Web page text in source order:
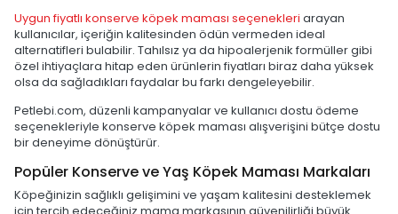
Uygun fiyatlı konserve köpek maması seçenekleri arayan
kullanıcılar, içeriğin kalitesinden ödün vermeden ideal
alternatifleri bulabilir. Tahılsız ya da hipoalerjenik formüller gibi
özel ihtiyaçlara hitap eden ürünlerin fiyatları biraz daha yüksek
olsa da sağladıkları faydalar bu farkı dengeleyebilir.
Petlebi.com, düzenli kampanyalar ve kullanıcı dostu ödeme
seçenekleriyle konserve köpek maması alışverişini bütçe dostu
bir deneyime dönüştürür.
Popüler Konserve ve Yaş Köpek Maması Markaları
Köpeğinizin sağlıklı gelişimini ve yaşam kalitesini desteklemek